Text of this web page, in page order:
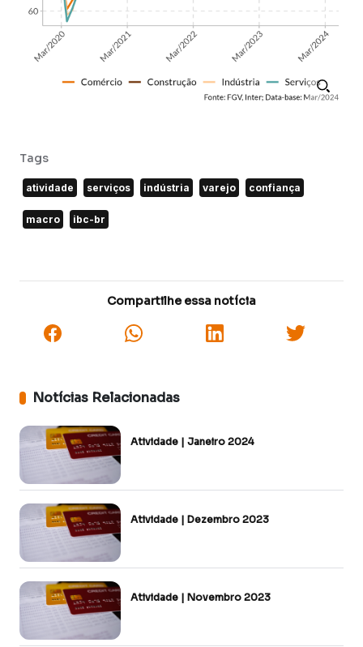
Tags
atividade serviços indústria varejo confiança
macro ibc-br
Compartilhe essa notícia
Notícias Relacionadas
Atividade | Janeiro 2024
Atividade | Dezembro 2023
Atividade | Novembro 2023